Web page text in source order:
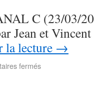
C (23/03/
Jean et
la lecture →
fermés